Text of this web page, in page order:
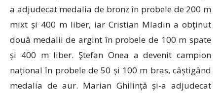
a adjudecat medalia de bronz în probele de 200 m
mixt și 400 m liber, iar Cristian Mladin a obţinut
două medalii de argint în probele de 100 m spate
și 400 m liber. Ştefan Onea a devenit campion
național în probele de 50 și 100 m bras, câștigând
medalia de aur. Marian Ghilință și-a adjudecat